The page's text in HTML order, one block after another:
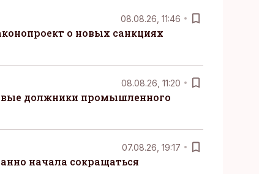
08.08.26, 11:46
о новых санкциях
08.08.26, 11:20
должники промышленного
07.08.26, 19:17
начала сокращаться